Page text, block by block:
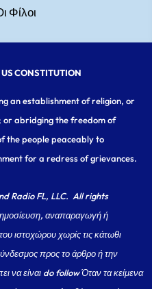
Φίλοι
CONSTITUTION
an establishment of religion, or
abridging the freedom of
the people peaceably to
for a redress of grievances.
Radio FL, LLC. All rights
αναπαραγωγή ή
ιστοχώρου χωρίς τις κάτωθι
προς το άρθρο ή την
να είναι do follow Όταν τα κείμενα